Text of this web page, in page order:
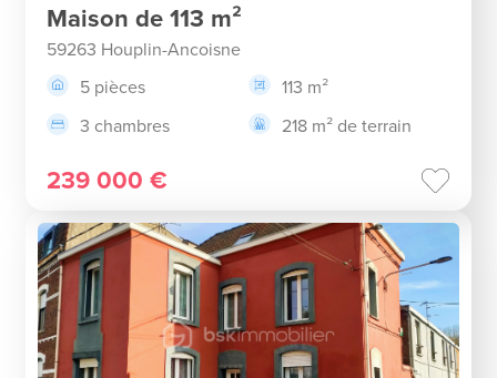
Maison de 113 m²
59263 Houplin-Ancoisne
5 pièces
113 m²
3 chambres
218 m² de terrain
239 000 €